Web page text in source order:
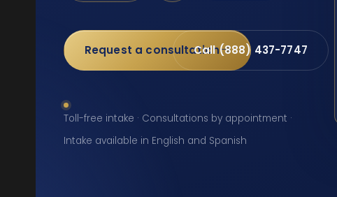
Request a consultationCall (888) 437-7747
Toll-free intake · Consultations by appointment ·
Intake available in English and Spanish